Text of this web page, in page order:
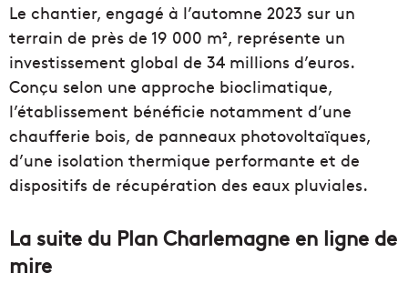
Le chantier, engagé à l’automne 2023 sur un
terrain de près de 19 000 m², représente un
investissement global de 34 millions d’euros.
Conçu selon une approche bioclimatique,
l’établissement bénéficie notamment d’une
chaufferie bois, de panneaux photovoltaïques,
d’une isolation thermique performante et de
dispositifs de récupération des eaux pluviales.
La suite du Plan Charlemagne en ligne de
mire